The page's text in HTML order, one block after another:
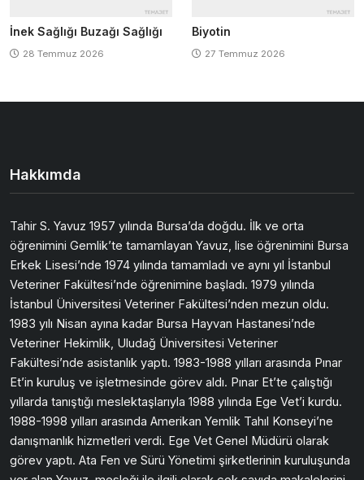
İnek Sağlığı Buzağı Sağlığı
28 Temmuz 2026
Biyotin
27 Temmuz 2026
Hakkımda
Tahir S. Yavuz 1957 yılında Bursa’da doğdu. İlk ve orta
öğrenimini Gemlik’te tamamlayan Yavuz, lise öğrenimini Bursa
Erkek Lisesi’nde 1974 yılında tamamladı ve aynı yıl İstanbul
Veteriner Fakültesi’nde öğrenimine başladı. 1979 yılında
İstanbul Üniversitesi Veteriner Fakültesi’nden mezun oldu.
1983 yılı Nisan ayına kadar Bursa Hayvan Hastanesi’nde
Veteriner Hekimlik, Uludağ Üniversitesi Veteriner
Fakültesi’nde asistanlık yaptı. 1983-1988 yılları arasında Pınar
Et’in kuruluş ve işletmesinde görev aldı. Pınar Et’te çalıştığı
yıllarda tanıştığı meslektaşlarıyla 1988 yılında Ege Vet’i kurdu.
1988-1998 yılları arasında Amerikan Yemlik Tahıl Konseyi’ne
danışmanlık hizmetleri verdi. Ege Vet Genel Müdürü olarak
görev yaptı. Ata Fen ve Sürü Yönetimi şirketlerinin kuruluşunda